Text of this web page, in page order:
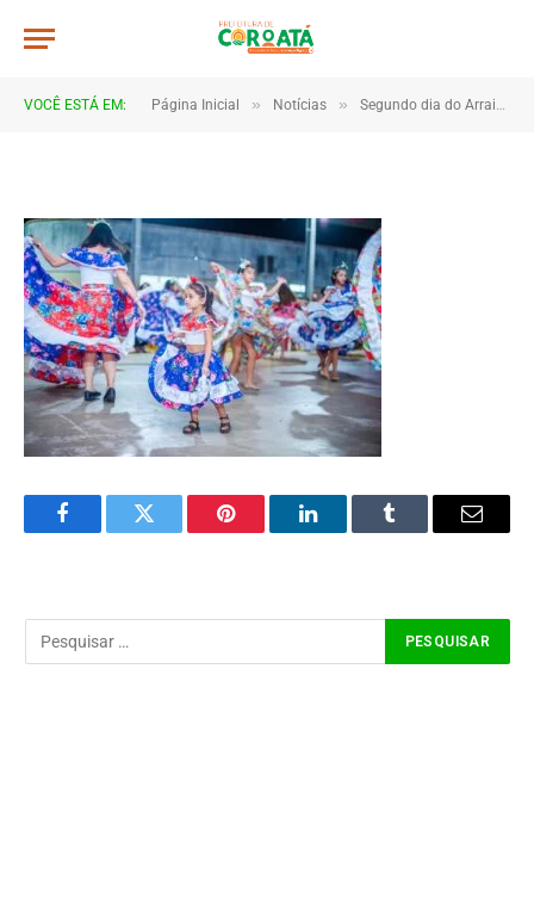
VOCÊ ESTÁ EM: Página Inicial » Notícias » Segundo dia do Arraial do Saber é marcado por encantamento e integração entre escolas e comunidade
JWR_3723
FacebookTwitter Pinterest LinkedInTumblr Email